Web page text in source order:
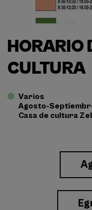
HORARIO
CULTURA
Varios
Agosto-
Casa de cultura